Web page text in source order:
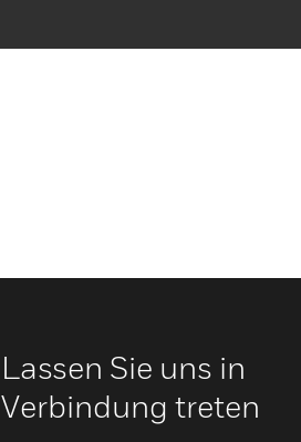
Lassen Sie uns in
Verbindung treten